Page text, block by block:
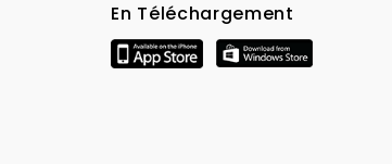
En Téléchargement